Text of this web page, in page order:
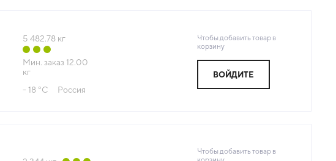
5 482.78кг
Мин. заказ 12.00
кг
- 18 °С
Россия
Чтобы добавить товар в
корзину
ВОЙДИТЕ
Чтобы добавить товар в
корзину